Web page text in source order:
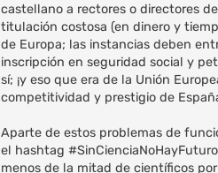
castellano a rectores o directores
titulación costosa (en dinero y
de Europa; las instancias deben
inscripción en seguridad social y
sí; ¡y eso que era de la Unión
competitividad y prestigio de
Aparte de estos problemas de
el hashtag
menos de la mitad de científicos